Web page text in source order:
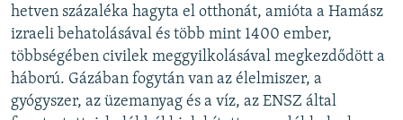
hetven százaléka hagyta el otthonát, amióta a Hamász
izraeli behatolásával és több mint 1400 ember,
többségében civilek meggyilkolásával megkezdődött a
háború. Gázában fogytán van az élelmiszer, a
gyógyszer, az üzemanyag és a víz, az ENSZ által